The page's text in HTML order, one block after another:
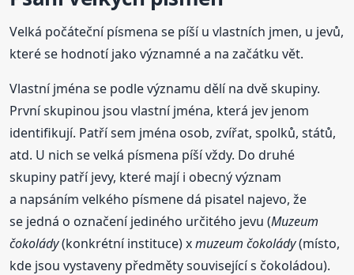
Velká počáteční písmena se píší u vlastních jmen, u jevů,
které se hodnotí jako významné a na začátku vět.
Vlastní jména se podle významu dělí na dvě skupiny.
První skupinou jsou vlastní jména, která jev jenom
identifikují. Patří sem jména osob, zvířat, spolků, států,
atd. U nich se velká písmena píší vždy. Do druhé
skupiny patří jevy, které mají i obecný význam
a napsáním velkého písmene dá pisatel najevo, že
se jedná o označení jediného určitého jevu (Muzeum
čokolády(konkrétní instituce) xmuzeum čokolády(místo,
kde jsou vystaveny předměty související s čokoládou).